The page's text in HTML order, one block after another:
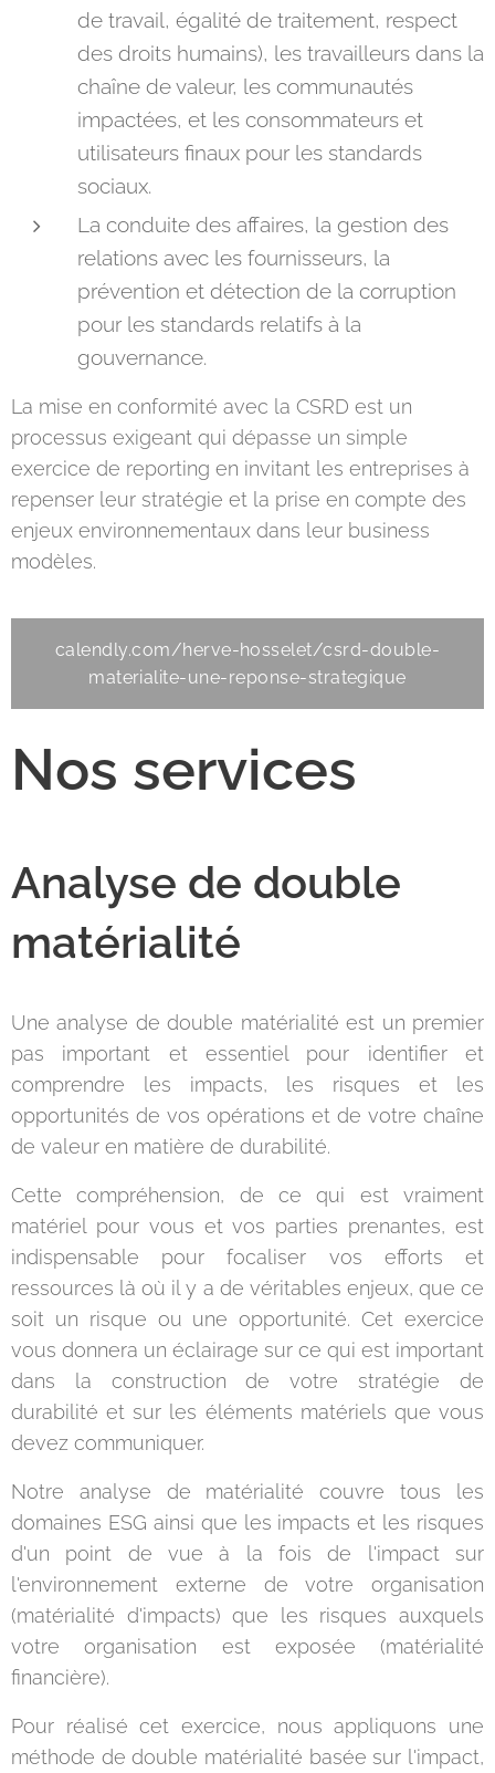
de travail, égalité de traitement, respect
des droits humains), les travailleurs dans la
chaîne de valeur, les communautés
impactées, et les consommateurs et
utilisateurs finaux pour les standards
sociaux.
La conduite des affaires, la gestion des
relations avec les fournisseurs, la
prévention et détection de la corruption
pour les standards relatifs à la
gouvernance.
La mise en conformité avec la CSRD est un
processus exigeant qui dépasse un simple
exercice de reporting en invitant les entreprises à
repenser leur stratégie et la prise en compte des
enjeux environnementaux dans leur business
modèles.
calendly.com/herve-hosselet/csrd-double-
materialite-une-reponse-strategique
Nos services
Analyse de double
matérialité
Une analyse de double matérialité est un premier
pas important et essentiel pour identifier et
comprendre les impacts, les risques et les
opportunités de vos opérations et de votre chaîne
de valeur en matière de durabilité.
Cette compréhension, de ce qui est vraiment
matériel pour vous et vos parties prenantes, est
indispensable pour focaliser vos efforts et
ressources là où il y a de véritables enjeux, que ce
soit un risque ou une opportunité. Cet exercice
vous donnera un éclairage sur ce qui est important
dans la construction de votre stratégie de
durabilité et sur les éléments matériels que vous
devez communiquer.
Notre analyse de matérialité couvre tous les
domaines ESG ainsi que les impacts et les risques
d'un point de vue à la fois de l'impact sur
l'environnement externe de votre organisation
(matérialité d'impacts) que les risques auxquels
votre organisation est exposée (matérialité
financière).
Pour réalisé cet exercice, nous appliquons une
méthode de double matérialité basée sur l'impact,